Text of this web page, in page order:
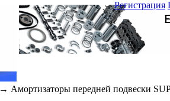
Регистрация
→ Амортизаторы передней подвески